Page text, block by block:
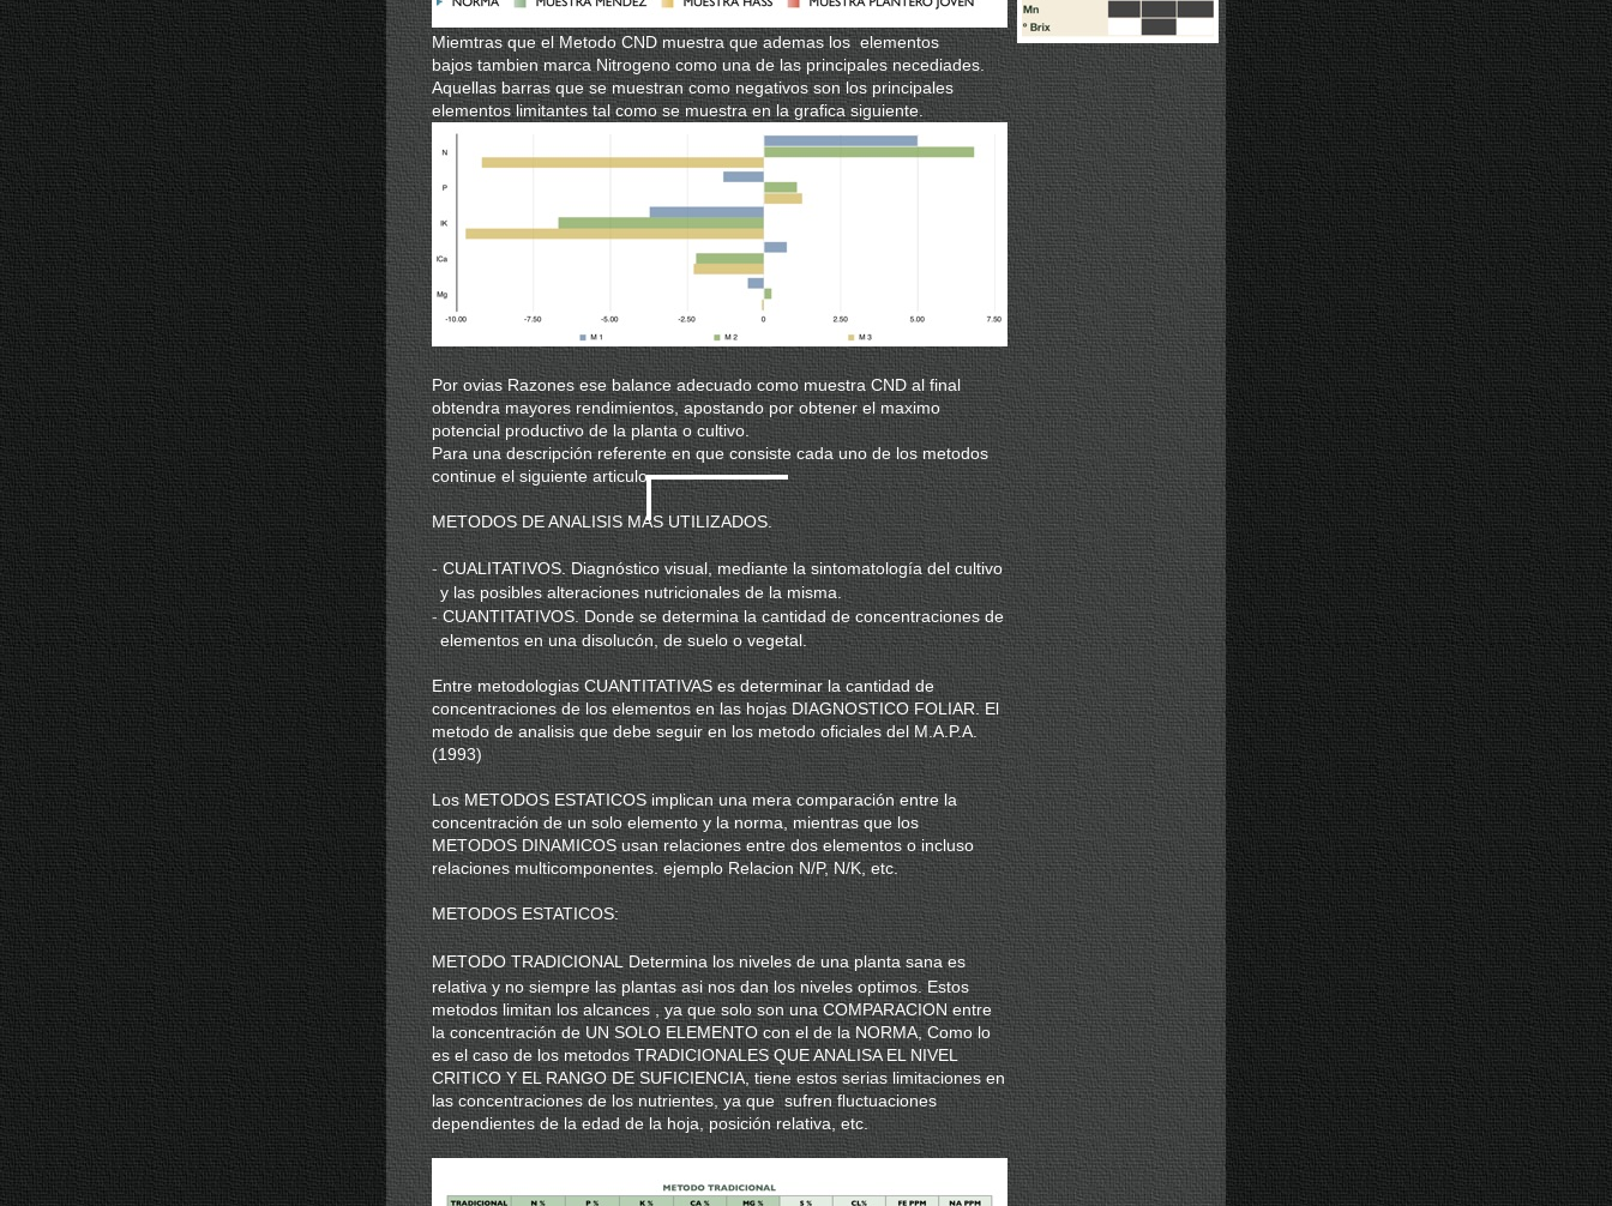
Miemtras que el Metodo CND muestra que ademas los elementos
bajos tambien marca Nitrogeno como una de las principales necediades.
Aquellas barras que se muestran como negativos son los principales
elementos limitantes tal como se muestra en la grafica siguiente.
Por ovias Razones ese balance adecuado como muestra CND al final
obtendra mayores rendimientos, apostando por obtener el maximo
potencial productivo de la planta o cultivo.
Para una descripción referente en que consiste cada uno de los metodos
continue el siguiente articulo.
METODOS DE ANALISIS MAS UTILIZADOS.
- CUALITATIVOS. Diagnóstico visual, mediante la sintomatología del cultivo
y las posibles alteraciones nutricionales de la misma.
- CUANTITATIVOS. Donde se determina la cantidad de concentraciones de
elementos en una disolucón, de suelo o vegetal.
Entre metodologias CUANTITATIVAS es determinar la cantidad de
concentraciones de los elementos en las hojas DIAGNOSTICO FOLIAR. El
metodo de analisis que debe seguir en los metodo oficiales del M.A.P.A.
(1993)
Los METODOS ESTATICOS implican una mera comparación entre la
concentración de un solo elemento y la norma, mientras que los
METODOS DINAMICOS usan relaciones entre dos elementos o incluso
relaciones multicomponentes. ejemplo Relacion N/P, N/K, etc.
METODOS ESTATICOS:
METODO TRADICIONAL Determina los niveles de una planta sana es
relativa y no siempre las plantas asi nos dan los niveles optimos. Estos
metodos limitan los alcances , ya que solo son una COMPARACION entre
la concentración de UN SOLO ELEMENTO con el de la NORMA, Como lo
es el caso de los metodos TRADICIONALES QUE ANALISA EL NIVEL
CRITICO Y EL RANGO DE SUFICIENCIA, tiene estos serias limitaciones en
las concentraciones de los nutrientes, ya que sufren fluctuaciones
dependientes de la edad de la hoja, posición relativa, etc.